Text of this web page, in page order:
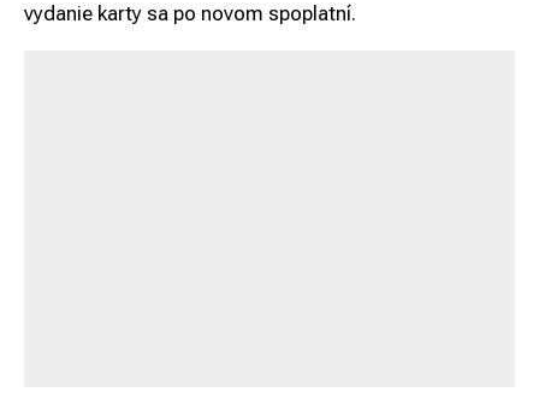
vydanie karty sa po novom spoplatní.